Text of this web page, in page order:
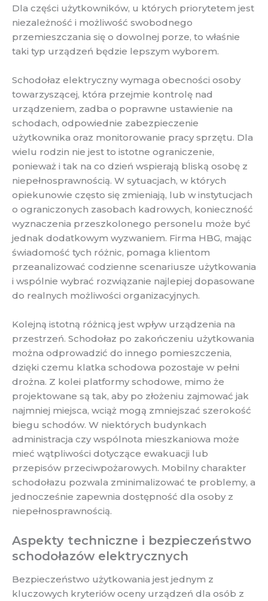
Dla części użytkowników, u których priorytetem jest
niezależność i możliwość swobodnego
przemieszczania się o dowolnej porze, to właśnie
taki typ urządzeń będzie lepszym wyborem.
Schodołaz elektryczny wymaga obecności osoby
towarzyszącej, która przejmie kontrolę nad
urządzeniem, zadba o poprawne ustawienie na
schodach, odpowiednie zabezpieczenie
użytkownika oraz monitorowanie pracy sprzętu. Dla
wielu rodzin nie jest to istotne ograniczenie,
ponieważ i tak na co dzień wspierają bliską osobę z
niepełnosprawnością. W sytuacjach, w których
opiekunowie często się zmieniają, lub w instytucjach
o ograniczonych zasobach kadrowych, konieczność
wyznaczenia przeszkolonego personelu może być
jednak dodatkowym wyzwaniem. Firma HBG, mając
świadomość tych różnic, pomaga klientom
przeanalizować codzienne scenariusze użytkowania
i wspólnie wybrać rozwiązanie najlepiej dopasowane
do realnych możliwości organizacyjnych.
Kolejną istotną różnicą jest wpływ urządzenia na
przestrzeń. Schodołaz po zakończeniu użytkowania
można odprowadzić do innego pomieszczenia,
dzięki czemu klatka schodowa pozostaje w pełni
drożna. Z kolei platformy schodowe, mimo że
projektowane są tak, aby po złożeniu zajmować jak
najmniej miejsca, wciąż mogą zmniejszać szerokość
biegu schodów. W niektórych budynkach
administracja czy wspólnota mieszkaniowa może
mieć wątpliwości dotyczące ewakuacji lub
przepisów przeciwpożarowych. Mobilny charakter
schodołazu pozwala zminimalizować te problemy, a
jednocześnie zapewnia dostępność dla osoby z
niepełnosprawnością.
Aspekty techniczne i bezpieczeństwo
schodołazów elektrycznych
Bezpieczeństwo użytkowania jest jednym z
kluczowych kryteriów oceny urządzeń dla osób z